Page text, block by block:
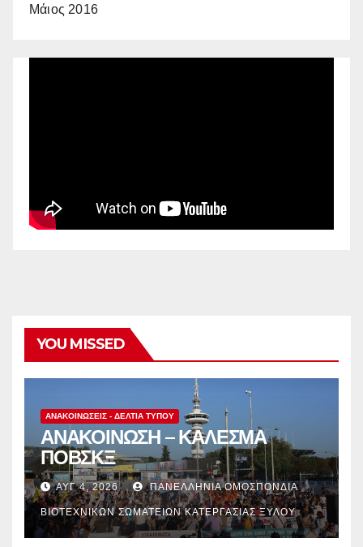
Μάιος 2016
YOU MISSED
ΑΝΑΚΟΙΝΏΣΕΙΣ - ΔΕΛΤΊΑ ΤΎΠΟΥ
ΑΝΑΚΟΙΝΩΣΗ – ΚΑΛΕΣΜΑ
ΠΟΒΣΚΞ
ΑΥΓ 4, 2026 ΠΑΝΕΛΛΉΝΙΑ ΟΜΟΣΠΟΝΔΊΑ
ΒΙΟΤΕΧΝΙΚΏΝ ΣΩΜΑΤΕΊΩΝ ΚΑΤΕΡΓΑΣΊΑΣ ΞΎΛΟΥ